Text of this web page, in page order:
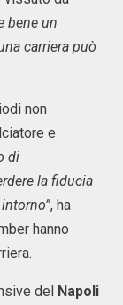
bene un
carriera può
non
e
di
la fiducia
, ha
hanno
del Napoli